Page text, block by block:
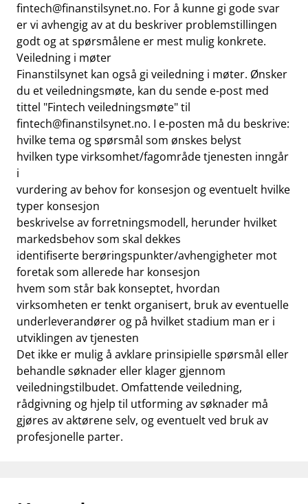
fintech@finanstilsynet.no. For å kunne gi gode svar
er vi avhengig av at du beskriver problemstillingen
godt og at spørsmålene er mest mulig konkrete.
Veiledning i møter
Finanstilsynet kan også gi veiledning i møter. Ønsker
du et veiledningsmøte, kan du sende e-post med
tittel "Fintech veiledningsmøte" til
fintech@finanstilsynet.no. I e-posten må du beskrive:
hvilke tema og spørsmål som ønskes belyst
hvilken type virksomhet/fagområde tjenesten inngår
i
vurdering av behov for konsesjon og eventuelt hvilke
typer konsesjon
beskrivelse av forretningsmodell, herunder hvilket
markedsbehov som skal dekkes
identifiserte berøringspunkter/avhengigheter mot
foretak som allerede har konsesjon
hvem som står bak konseptet, hvordan
virksomheten er tenkt organisert, bruk av eventuelle
underleverandører og på hvilket stadium man er i
utviklingen av tjenesten
Det ikke er mulig å avklare prinsipielle spørsmål eller
behandle søknader eller klager gjennom
veiledningstilbudet. Omfattende veiledning,
rådgivning og hjelp til utforming av søknader må
gjøres av aktørene selv, og eventuelt ved bruk av
profesjonelle parter.